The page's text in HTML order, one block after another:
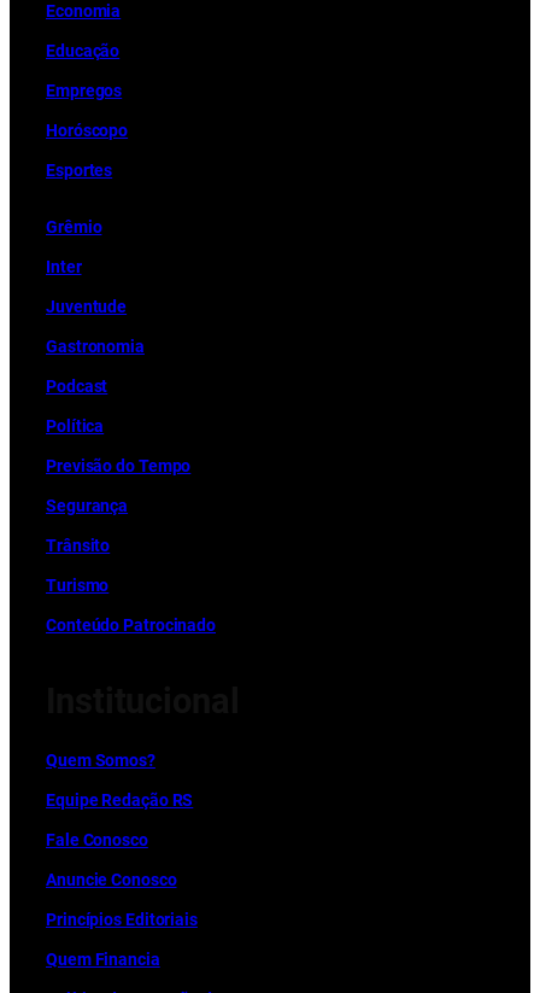
Economia
Educação
Empregos
Horóscopo
Esportes
Grêmio
Inter
Juventude
Gastronomia
Podcast
Política
Previsão do Tempo
Segurança
Trânsito
Turismo
Conteúdo Patrocinado
Quem Somos?
Equipe Redação RS
Fale Conosco
Anuncie Conosco
Princípios Editoriais
Quem Financia